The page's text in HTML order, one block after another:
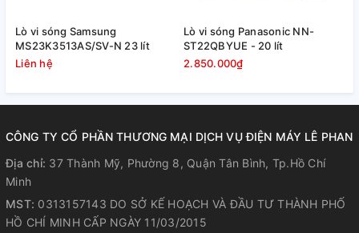
Lò vi sóng Samsung
MS23K3513AS/SV-N 23 lít
Liên hệ
Lò vi sóng Panasonic NN-
ST22QBYUE - 20 lít
2.850.000₫
CÔNG TY CỔ PHẦN THƯƠNG MẠI DỊCH VỤ ĐIỆN MÁY LÊ PHAN
Địa chỉ: 37 Thành Mỹ, Phường 8, Quận Tân Bình, Tp.Hồ Chí
Minh
MST: 0313157143 DO SỞ KẾ HOẠCH VÀ ĐẦU TƯ THÀNH PHỐ
HỒ CHÍ MINH CẤP NGÀY 11/03/2015